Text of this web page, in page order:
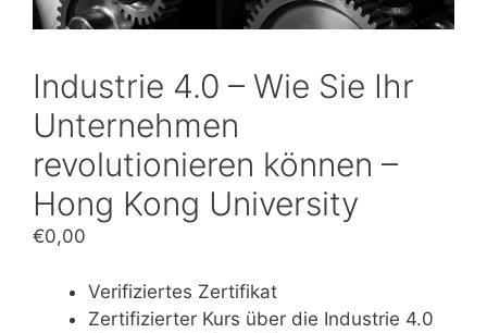
Industrie 4.0 – Wie Sie Ihr
Unternehmen
revolutionieren können –
Hong Kong University
€0,00
Verifiziertes Zertifikat
Zertifizierter Kurs über die Industrie 4.0